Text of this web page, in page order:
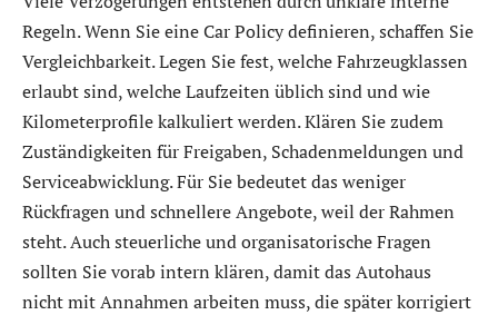
Regeln. Wenn Sie eine Car Policy definieren, schaffen Sie
Vergleichbarkeit. Legen Sie fest, welche Fahrzeugklassen
erlaubt sind, welche Laufzeiten üblich sind und wie
Kilometerprofile kalkuliert werden. Klären Sie zudem
Zuständigkeiten für Freigaben, Schadenmeldungen und
Serviceabwicklung. Für Sie bedeutet das weniger
Rückfragen und schnellere Angebote, weil der Rahmen
steht. Auch steuerliche und organisatorische Fragen
sollten Sie vorab intern klären, damit das Autohaus
nicht mit Annahmen arbeiten muss, die später korrigiert